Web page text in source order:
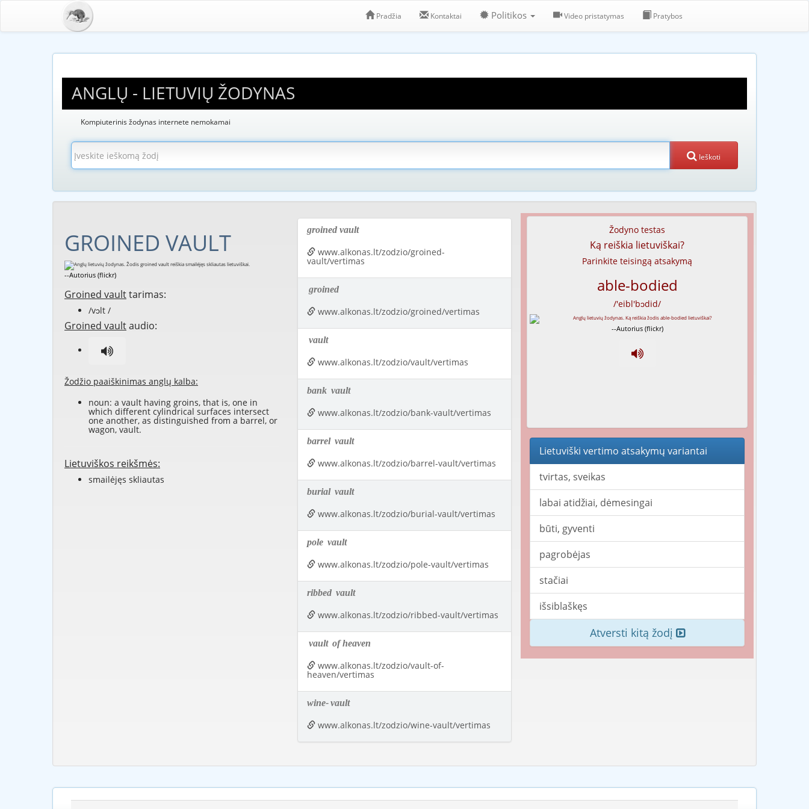
Pradžia Kontaktai Politikos Video pristatymas Pratybos
ANGLŲ - LIETUVIŲ ŽODYNAS
Kompiuterinis žodynas internete nemokamai
Ieškoti
GROINED VAULT
--Autorius (flickr)
Groined vaulttarimas:
/vɔlt /
Groined vaultaudio:
Žodžio paaiškinimas anglų kalba:
noun: a vault having groins, that is, one in
which different cylindrical surfaces intersect
one another, as distinguished from a barrel, or
wagon, vault.
Lietuviškos reikšmės:
smailėjęs skliautas
groined vault
www.alkonas.lt/zodzio/groined-
vault/vertimas
groined
www.alkonas.lt/zodzio/groined/vertimas
vault
www.alkonas.lt/zodzio/vault/vertimas
bank vault
www.alkonas.lt/zodzio/bank-vault/vertimas
barrel vault
www.alkonas.lt/zodzio/barrel-vault/vertimas
burial vault
www.alkonas.lt/zodzio/burial-vault/vertimas
pole vault
www.alkonas.lt/zodzio/pole-vault/vertimas
ribbed vault
www.alkonas.lt/zodzio/ribbed-vault/vertimas
vault of heaven
www.alkonas.lt/zodzio/vault-of-
heaven/vertimas
wine-vault
www.alkonas.lt/zodzio/wine-vault/vertimas
Žodyno testas
Ką reiškia lietuviškai?
Parinkite teisingą atsakymą
able-bodied
/'eibl'bɔdid/
--Autorius (flickr)
Lietuviški vertimo atsakymų variantai
tvirtas, sveikas
labai atidžiai, dėmesingai
būti, gyventi
pagrobėjas
stačiai
išsiblaškęs
Atversti kitą žodį